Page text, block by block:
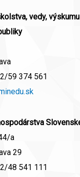
vedy,
59 374 561
a
29
48 541 111